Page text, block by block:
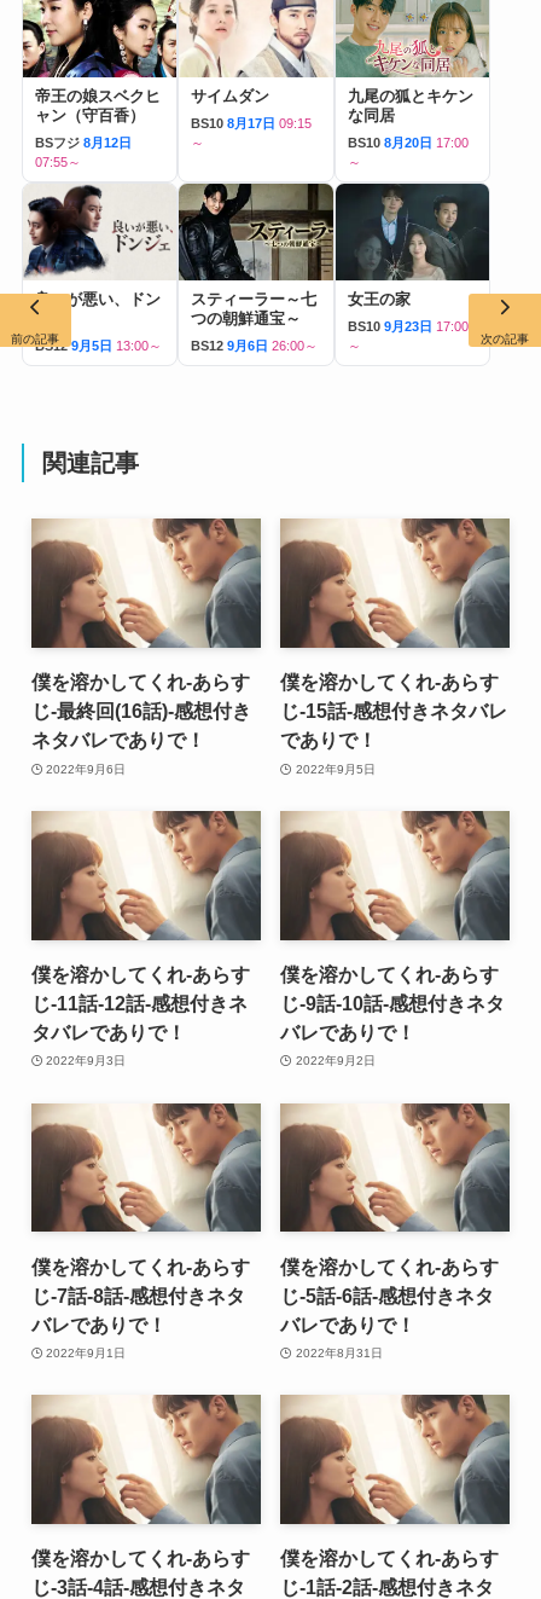
帝王の娘スベクヒ
ャン（守百香）
BSフジ 8月12日
07:55～
サイムダン
BS10 8月17日 09:15
～
九尾の狐とキケン
な同居
BS10 8月20日 17:00
～
良いが悪い、ドン
ジェ
BS12 9月5日 13:00～
スティーラー～七
つの朝鮮通宝～
BS12 9月6日 26:00～
女王の家
BS10 9月23日 17:00
～
関連記事
僕を溶かしてくれ-あらす
じ-最終回(16話)-感想付き
ネタバレでありで！
2022年9月6日
僕を溶かしてくれ-あらす
じ-15話-感想付きネタバレ
でありで！
2022年9月5日
僕を溶かしてくれ-あらす
じ-11話-12話-感想付きネ
タバレでありで！
2022年9月3日
僕を溶かしてくれ-あらす
じ-9話-10話-感想付きネタ
バレでありで！
2022年9月2日
僕を溶かしてくれ-あらす
じ-7話-8話-感想付きネタ
バレでありで！
2022年9月1日
僕を溶かしてくれ-あらす
じ-5話-6話-感想付きネタ
バレでありで！
2022年8月31日
僕を溶かしてくれ-あらす
じ-3話-4話-感想付きネタ
僕を溶かしてくれ-あらす
じ-1話-2話-感想付きネタ
前の記事 次の記事